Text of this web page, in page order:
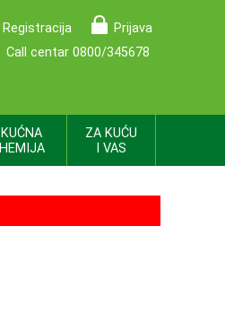
Registracija
Prijava
Call centar 0800/345678
KUĆNA
HEMIJA
ZA KUĆU
I VAS